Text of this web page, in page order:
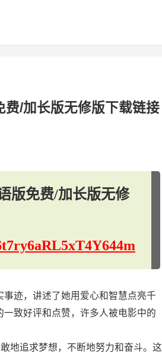
费/加长版无修版下载链接
版免费/加长版无修
迹，讲述了她用爱心和智慧点亮千
致好评和点赞，许多人被电影中的
地追求梦想，不断地努力和奋斗。这